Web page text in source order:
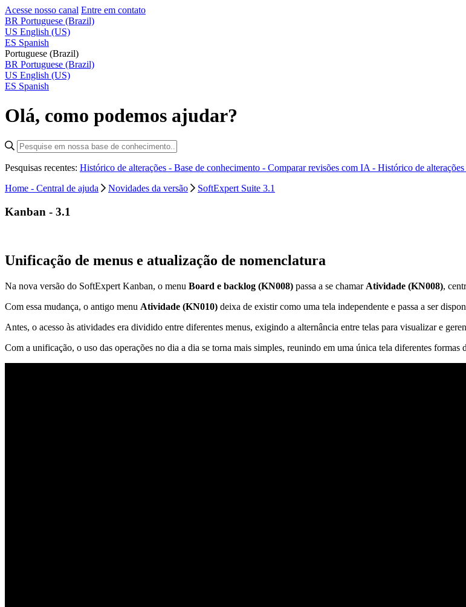
Acesse nosso canal Entre em contato
BR Portuguese (Brazil)
US English (US)
ES Spanish
Portuguese (Brazil)
BR Portuguese (Brazil)
US English (US)
ES Spanish
Olá, como podemos ajudar?
Pesquisas recentes: Histórico de alterações - Base de conhecimento - Comparar revisões com IA - Histórico de
Home - Central de ajuda
Novidades da versão SoftExpert Suite 3.1
Kanban - 3.1
Unificação de menus e atualização de nomenclatura
Na nova versão do SoftExpert Kanban, o menu Board e backlog (KN008) passa a se chamar Atividade (KN008),
Com essa mudança, o antigo menu Atividade (KN010) deixa de existir como uma tela independente e passa a ser
Antes, o acesso às atividades era dividido entre diferentes menus, exigindo a alternância entre telas para visualizar e
Com a unificação, o uso das operações no dia a dia se torna mais simples, reunindo em uma única tela diferentes formas